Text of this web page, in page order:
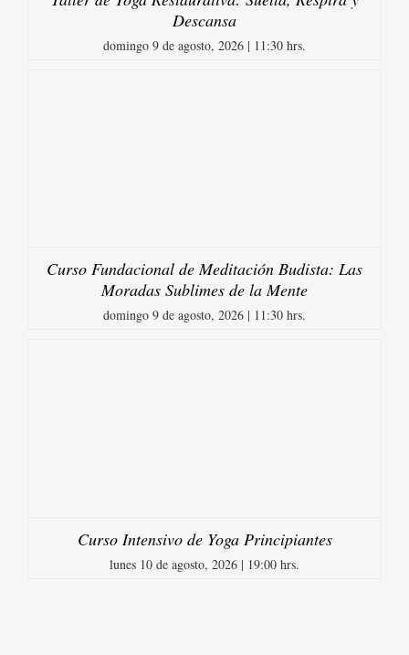
Descansa
domingo 9 de agosto, 2026 | 11:30 hrs.
Curso Fundacional de Meditación Budista: Las
Moradas Sublimes de la Mente
domingo 9 de agosto, 2026 | 11:30 hrs.
Curso Intensivo de Yoga Principiantes
lunes 10 de agosto, 2026 | 19:00 hrs.